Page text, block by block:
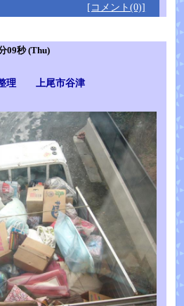
[コメント(0)]
09秒 (Thu)
整理 上尾市谷津